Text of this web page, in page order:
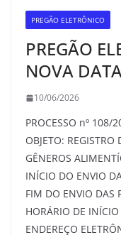
PREGÃO ELETRÔNICO
PREGÃO
NOVA
10/06/2026
PROCESSO nº 108/
OBJETO: REGISTRO
GÊNEROS
INÍCIO DO ENVIO
FIM DO ENVIO DAS
HORÁRIO DE
ENDEREÇO